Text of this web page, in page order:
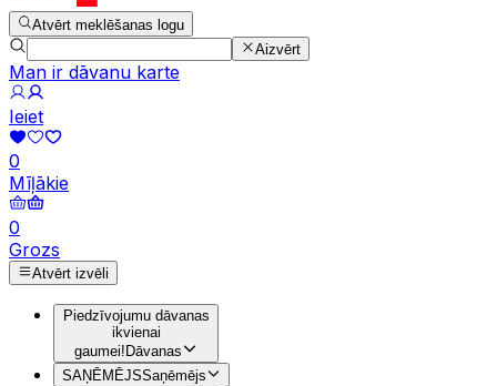
Atvērt meklēšanas logu
Aizvērt
Man ir dāvanu karte
Ieiet
0
Mīļākie
0
Grozs
Atvērt izvēli
Piedzīvojumu dāvanas
ikvienai
gaumei!Dāvanas
SAŅĒMĒJSSaņēmējs